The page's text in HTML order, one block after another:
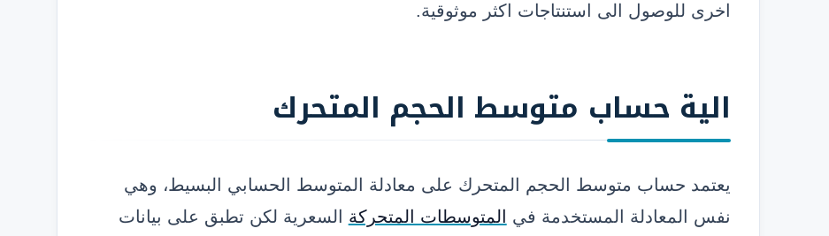
اخرى للوصول الى استنتاجات اكثر موثوقية.
الية حساب متوسط الحجم المتحرك
يعتمد حساب متوسط الحجم المتحرك على معادلة المتوسط الحسابي البسيط، وهي
نفس المعادلة المستخدمة في
المتوسطات المتحركة السعرية لكن تطبق على بيانات